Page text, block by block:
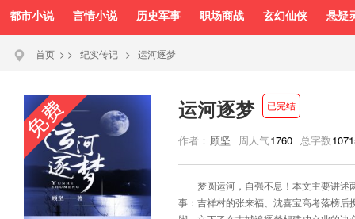
都市小说 言情小说 历史军事 职场商战 玄幻仙侠 悬疑
首页 > > 纪实传记 > 运河逐梦
运河逐梦 已完结
作者： 顾坚 周人气1760 总字数
梦圆运河，自强不息！本文主要讲
事：吉祥村的张来福、沈喜宝高考落榜